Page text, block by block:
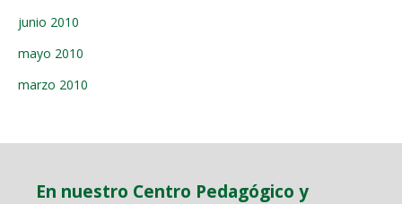
junio 2010
mayo 2010
marzo 2010
En nuestro Centro Pedagógico y